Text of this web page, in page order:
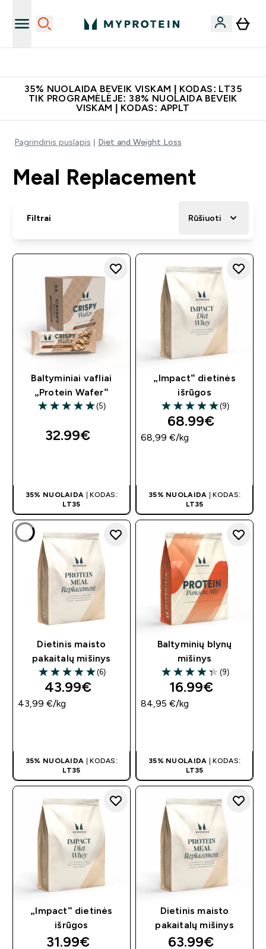
35% NUOLAIDA BEVEIK VISKAM | KODAS: LT35
TIK PROGRAMĖLĖJE: 38% NUOLAIDA BEVEIK
VISKAM | KODAS: APPLT
Pagrindinis puslapis Diet and Weight Loss
Meal Replacement
Filtrai Rūšiuoti
Baltyminiai vafliai
„Protein Wafer“
5 out of 5 stars
(5)
32.99€‎
35% NUOLAIDA | KODAS:
LT35
„Impact“ dietinės
išrūgos
5 out of 5 stars
(9)
68.99€‎
68,99 €‎/kg
35% NUOLAIDA | KODAS:
LT35
Dietinis maisto
pakaitalų mišinys
5 out of 5 stars
(6)
43.99€‎
43,99 €‎/kg
35% NUOLAIDA | KODAS:
LT35
Baltyminių blynų
mišinys
4.33 out of 5 stars
(9)
16.99€‎
84,95 €‎/kg
35% NUOLAIDA | KODAS:
LT35
„Impact“ dietinės
išrūgos
31.99€‎
Dietinis maisto
pakaitalų mišinys
63.99€‎